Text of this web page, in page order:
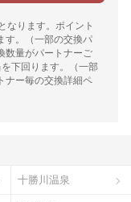
なります。ポイント
す。（一部の交換パ
数量がパートナーご
下回ります。（一部
ナー毎の交換詳細ペ
十勝川温泉